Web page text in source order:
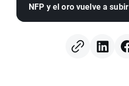
NFP y el oro vuelve a subir